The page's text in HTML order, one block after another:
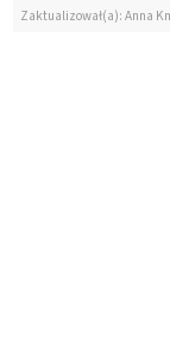
Zaktualizował(a): Anna